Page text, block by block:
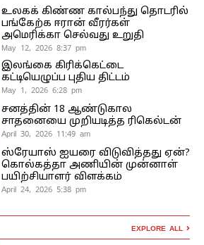
உலகக் கிண்ண கால்பந்து தொடரில்
பங்கேற்க ஈரான் வீரர்கள்
அமெரிக்கா செல்வது உறுதி
May 12, 2026 8:37 pm
இலங்கை கிரிக்கெட்டை
கட்டியெழுப்ப புதிய திட்டம்
May 1, 2026 6:28 pm
சனத்தின் 18 ஆண்டுகால
சாதனையை முறியடித்த ரிகெல்டன்
April 30, 2026 11:49 am
ஸ்ரேயாஸ் ஐயரை விடுவித்தது ஏன்?
கொல்கத்தா அணியின் முன்னாள்
பயிற்சியாளர் விளக்கம்
April 24, 2026 5:38 pm
EXPLORE ALL